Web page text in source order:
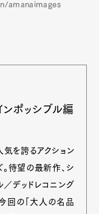
amanaimages
ンポッシブル編
気を誇るアクション
。待望の最新作、シ
／デッドレコニング
回の「大人の名品